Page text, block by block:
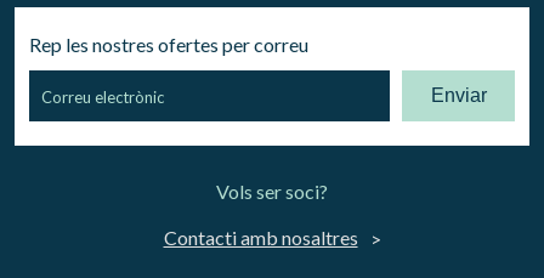
Rep les nostres ofertes per correu
Enviar
Vols ser soci?
Contacti amb nosaltres